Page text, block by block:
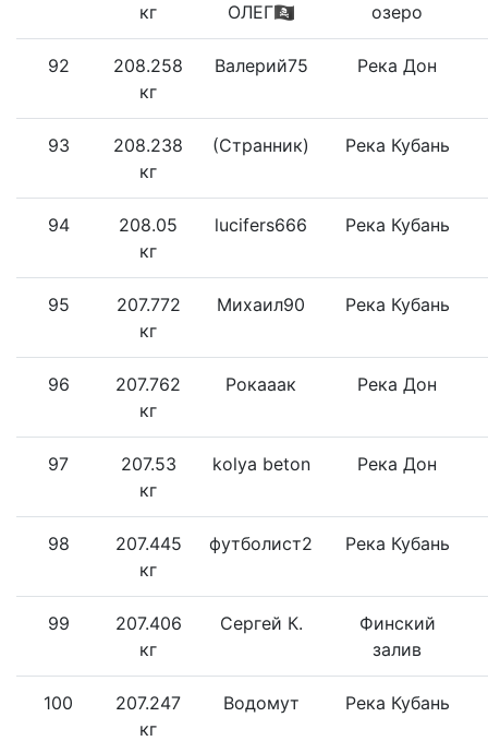
кг
ОЛЕГ🏴‍☠
озеро
92
208.258
кг
Валерий75 Река Дон
93
208.238
кг
(Странник) Река Кубань
94
208.05
кг
lucifers666 Река Кубань
95
207.772
кг
Михаил90 Река Кубань
96
207.762
кг
Рокааак Река Дон
97
207.53
кг
kolya beton Река Дон
98
207.445
кг
футболист2 Река Кубань
99
207.406
кг
Сергей К.
Финский
залив
100
207.247
кг
Водомут Река Кубань